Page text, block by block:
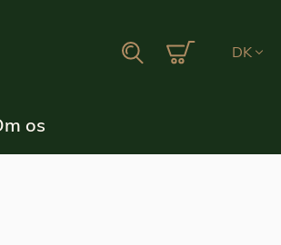
Search Min DK
os